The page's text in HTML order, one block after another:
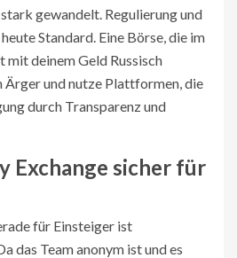
gewandelt. Regulierung und
Standard. Eine Börse, die im
mit deinem Geld Russisch
Ärger und nutze Plattformen, die
durch Transparenz und
Exchange sicher für
für Einsteiger ist
das Team anonym ist und es